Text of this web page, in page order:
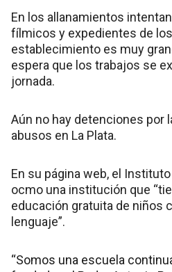
En los allanamientos
fílmicos y expedientes de
establecimiento es muy
espera que los trabajos se
jornada.
Aún no hay detenciones por
abusos en La Plata.
En su página web, el
ocmo una institución que
educación gratuita de niños
lenguaje”.
“Somos una escuela